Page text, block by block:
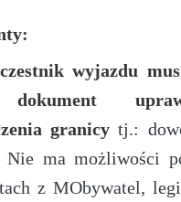
wyjazdu
dokument
granicytj.:
Nie ma możliwości
z MObywatel,